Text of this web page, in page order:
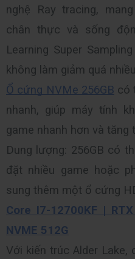
nghệ Ray tracing,
chân thực và sống
Learning Super
không làm giảm quá
Ổ cứng NVMe 256GB có
nhanh, giúp máy tính
game nhanh hơn và tăng
Dung lượng: 256GB có
đặt nhiều game hoặc
sung thêm một ổ cứng
Core I7-12700KF |
NVME 512G
Với kiến trúc Alder Lake,